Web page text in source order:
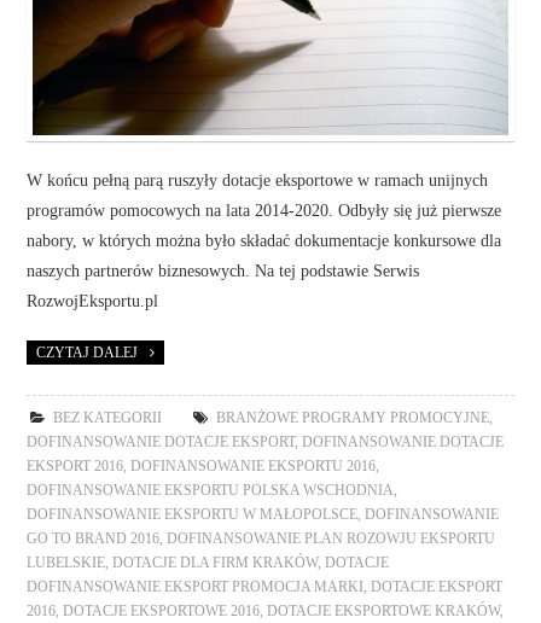
W końcu pełną parą ruszyły dotacje eksportowe w ramach unijnych
programów pomocowych na lata 2014-2020. Odbyły się już pierwsze
nabory, w których można było składać dokumentacje konkursowe dla
naszych partnerów biznesowych. Na tej podstawie Serwis
RozwojEksportu.pl
CZYTAJ DALEJ
BEZ KATEGORII BRANŻOWE PROGRAMY PROMOCYJNE,
DOFINANSOWANIE DOTACJE EKSPORT,DOFINANSOWANIE DOTACJE
EKSPORT 2016,DOFINANSOWANIE EKSPORTU 2016,
DOFINANSOWANIE EKSPORTU POLSKA WSCHODNIA,
DOFINANSOWANIE EKSPORTU W MAŁOPOLSCE,DOFINANSOWANIE
GO TO BRAND 2016,DOFINANSOWANIE PLAN ROZOWJU EKSPORTU
LUBELSKIE,DOTACJE DLA FIRM KRAKÓW,DOTACJE
DOFINANSOWANIE EKSPORT PROMOCJA MARKI ,DOTACJE EKSPORT
2016,DOTACJE EKSPORTOWE 2016,DOTACJE EKSPORTOWE KRAKÓW,